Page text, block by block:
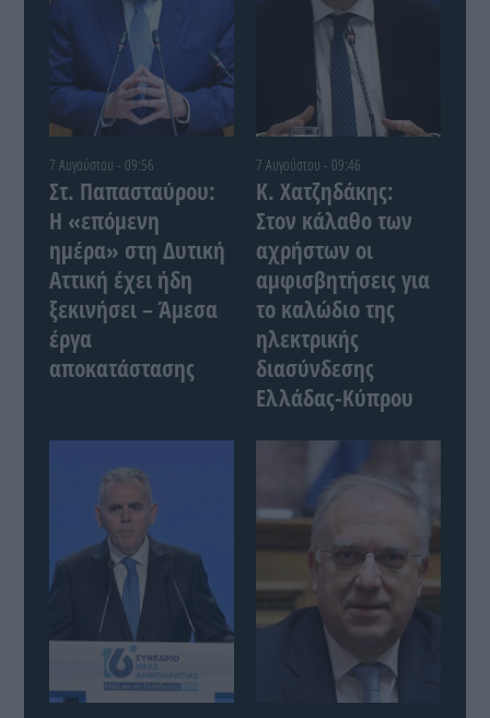
7 Αυγούστου - 09:56
Στ. Παπασταύρου:
Η «επόμενη
ημέρα» στη Δυτική
Αττική έχει ήδη
ξεκινήσει – Άμεσα
έργα
αποκατάστασης
7 Αυγούστου - 09:46
Κ. Χατζηδάκης:
Στον κάλαθο των
αχρήστων οι
αμφισβητήσεις για
το καλώδιο της
ηλεκτρικής
διασύνδεσης
Ελλάδας-Κύπρου